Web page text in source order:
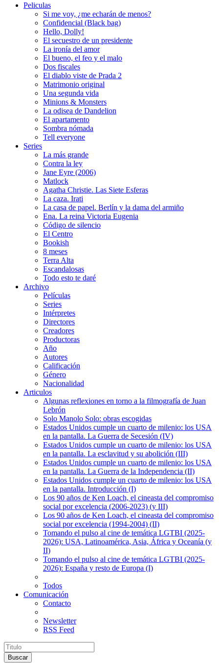
Peliculas
Si me voy, ¿me echarán de menos?
Confidencial (Black bag)
Hello, Dolly!
El secuestro de un presidente
La ironía del amor
El bueno, el feo y el malo
Dos fiscales
El diablo viste de Prada 2
Matrimonio original
Una segunda vida
Minions & Monsters
La odisea de Dandelion
El apartamento
Sombra nómada
Tell everyone
Series
La más grande
Contra la ley
Jane Eyre (2006)
Matlock
Agatha Christie. Las Siete Esferas
La caza. Irati
La casa de papel. Berlín y la dama del armiño
Ena. La reina Victoria Eugenia
Código de silencio
El Centro
Bookish
8 meses
Terra Alta
Escandalosas
Todo esto te daré
Archivo
Películas
Series
Intérpretes
Directores
Creadores
Productoras
Año
Autores
Calificación
Género
Nacionalidad
Articulos
Algunas reflexiones en torno a la filmografía de Juan
Lebrón
Solo Manolo Solo: obras escogidas
Estados Unidos cumple un cuarto de milenio: los USA
en la pantalla. La Guerra de Secesión (IV)
Estados Unidos cumple un cuarto de milenio: los USA
en la pantalla. La esclavitud y su abolición (III)
Estados Unidos cumple un cuarto de milenio: los USA
en la pantalla. La Guerra de la Independencia (II)
Estados Unidos cumple un cuarto de milenio: los USA
en la pantalla. Introducción (I)
Los 90 años de Ken Loach, el cineasta del compromiso
social por excelencia (2006-2023) (y III)
Los 90 años de Ken Loach, el cineasta del compromiso
social por excelencia (1994-2004) (II)
Tomando el pulso al cine de temática LGTBI (2025-
2026): USA, Latinoamérica, Asia, África y Oceanía (y
II)
Tomando el pulso al cine de temática LGTBI (2025-
2026): España y resto de Europa (I)
Todos
Comunicación
Contacto
Newsletter
RSS Feed
Buscar